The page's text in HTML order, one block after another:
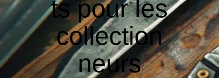
ts pour les
collection
neurs